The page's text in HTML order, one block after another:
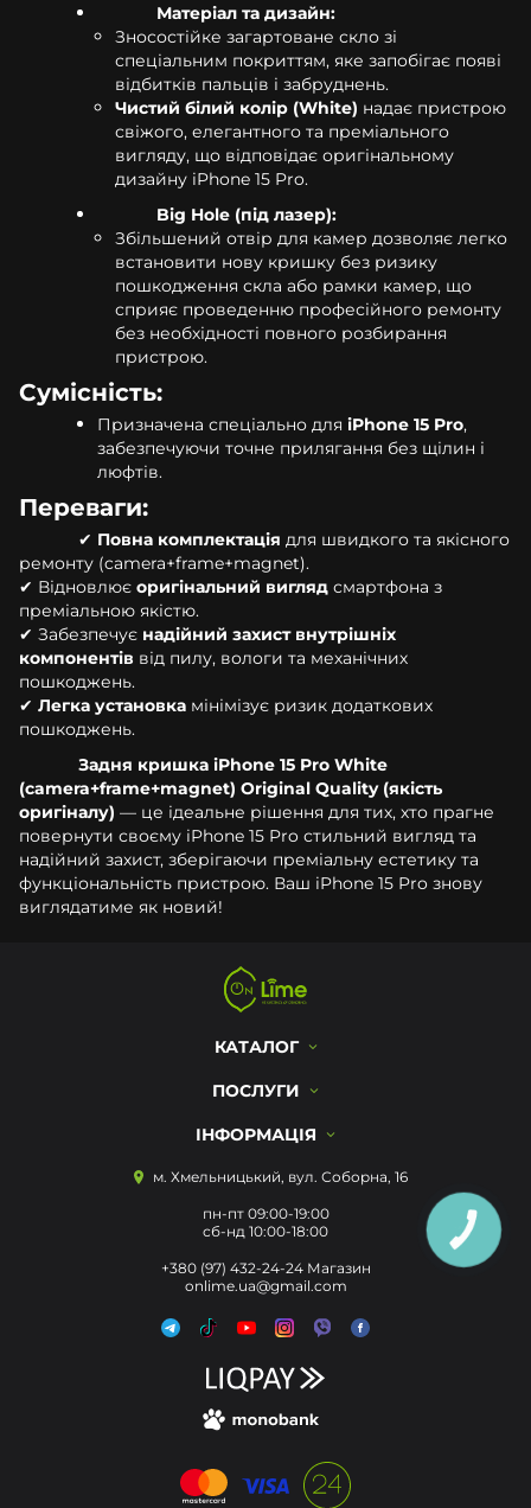
Матеріал та дизайн:
Зносостійке загартоване скло зі
спеціальним покриттям, яке запобігає появі
відбитків пальців і забруднень.
Чистий білий колір (White) надає пристрою
свіжого, елегантного та преміального
вигляду, що відповідає оригінальному
дизайну iPhone 15 Pro.
Big Hole (під лазер):
Збільшений отвір для камер дозволяє легко
встановити нову кришку без ризику
пошкодження скла або рамки камер, що
сприяє проведенню професійного ремонту
без необхідності повного розбирання
пристрою.
Сумісність:
Призначена спеціально для iPhone 15 Pro,
забезпечуючи точне прилягання без щілин і
люфтів.
Переваги:
✔ Повна комплектація для швидкого та якісного
ремонту (camera+frame+magnet).
✔ Відновлює оригінальний вигляд смартфона з
преміальною якістю.
✔ Забезпечує надійний захист внутрішніх
компонентів від пилу, вологи та механічних
пошкоджень.
✔ Легка установка мінімізує ризик додаткових
пошкоджень.
Задня кришка iPhone 15 Pro White
(camera+frame+magnet) Original Quality (якість
оригіналу) — це ідеальне рішення для тих, хто прагне
повернути своєму iPhone 15 Pro стильний вигляд та
надійний захист, зберігаючи преміальну естетику та
функціональність пристрою. Ваш iPhone 15 Pro знову
виглядатиме як новий!
КАТАЛОГ
ПОСЛУГИ
ІНФОРМАЦІЯ
м. Хмельницький, вул. Соборна, 16
пн-пт 09:00-19:00
сб-нд 10:00-18:00
+380 (97) 432-24-24 Магазин
onlime.ua@gmail.com
Цей сайт використовує cookie для
«Прийняти», ви погоджуєтеся на
використання файлів cookie. Щоб
дізнатися більше, перегляньте нашу
КНОПКА
ЗВ'ЯЗКУ